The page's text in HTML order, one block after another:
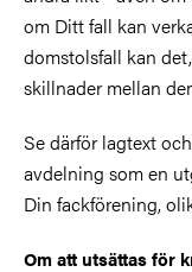
om Ditt fall kan
domstolsfall kan
skillnader mellan
Se därför lagtext
avdelning som en
Din fackförening,
Om att utsättas för